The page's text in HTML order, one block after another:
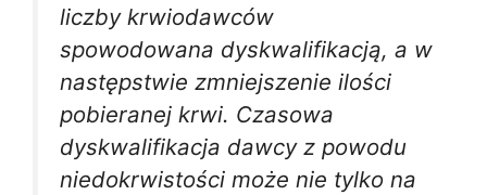
liczby krwiodawców
spowodowana dyskwalifikacją, a w
następstwie zmniejszenie ilości
pobieranej krwi. Czasowa
dyskwalifikacja dawcy z powodu
niedokrwistości może nie tylko na